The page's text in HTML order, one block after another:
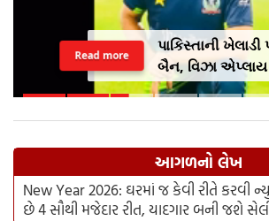
પાકિસ્તાની ખેલાડી
બૈન, વિઝા એપ્લાય
આપી ખોટી માહિતી
Read more
આગળનો લેખ
New Year 2026: ઘરમાં જ કેવી રીતે કરવી
છે 4 સૌથી મજેદાર રીત, યાદગાર બની જશે